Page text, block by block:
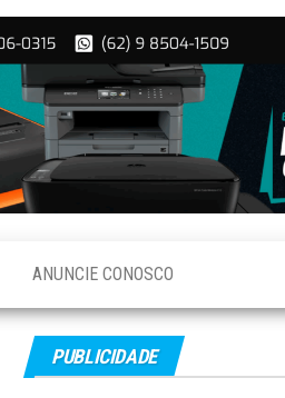
ANUNCIE CONOSCO
PUBLICIDADE